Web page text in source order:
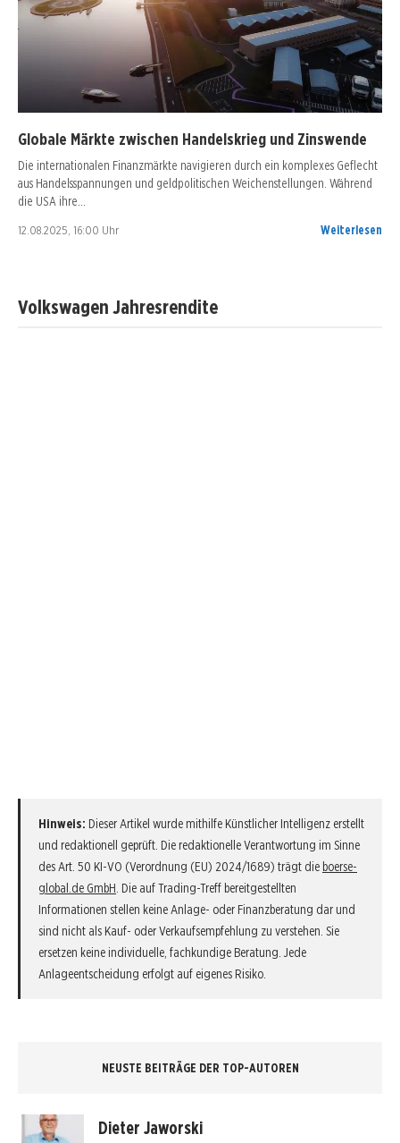
Globale Märkte zwischen Handelskrieg und Zinswende
Die internationalen Finanzmärkte navigieren durch ein komplexes Geflecht
aus Handelsspannungen und geldpolitischen Weichenstellungen. Während
die USA ihre…
12.08.2025, 16:00 Uhr Weiterlesen
Volkswagen Jahresrendite
Hinweis: Dieser Artikel wurde mithilfe Künstlicher Intelligenz erstellt
und redaktionell geprüft. Die redaktionelle Verantwortung im Sinne
des Art. 50 KI-VO (Verordnung (EU) 2024/1689) trägt die boerse-
global.de GmbH . Die auf Trading-Treff bereitgestellten
Informationen stellen keine Anlage- oder Finanzberatung dar und
sind nicht als Kauf- oder Verkaufsempfehlung zu verstehen. Sie
ersetzen keine individuelle, fachkundige Beratung. Jede
Anlageentscheidung erfolgt auf eigenes Risiko.
NEUSTE BEITRÄGE DER TOP-AUTOREN
Dieter Jaworski